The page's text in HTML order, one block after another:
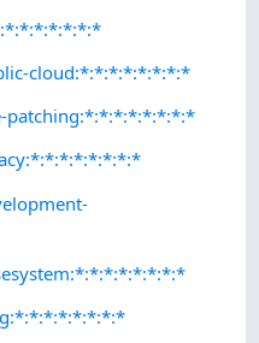
cloud:*:*:*:*:*:*:*:*
patching:*:*:*:*:*:*:*:*